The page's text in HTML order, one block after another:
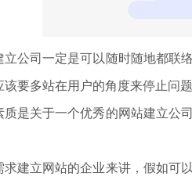
司一定是可以随时随地都联络
该要多站在用户的角度来停止问
关于一个优秀的网站建立公司
立网站的企业来讲，假如可以